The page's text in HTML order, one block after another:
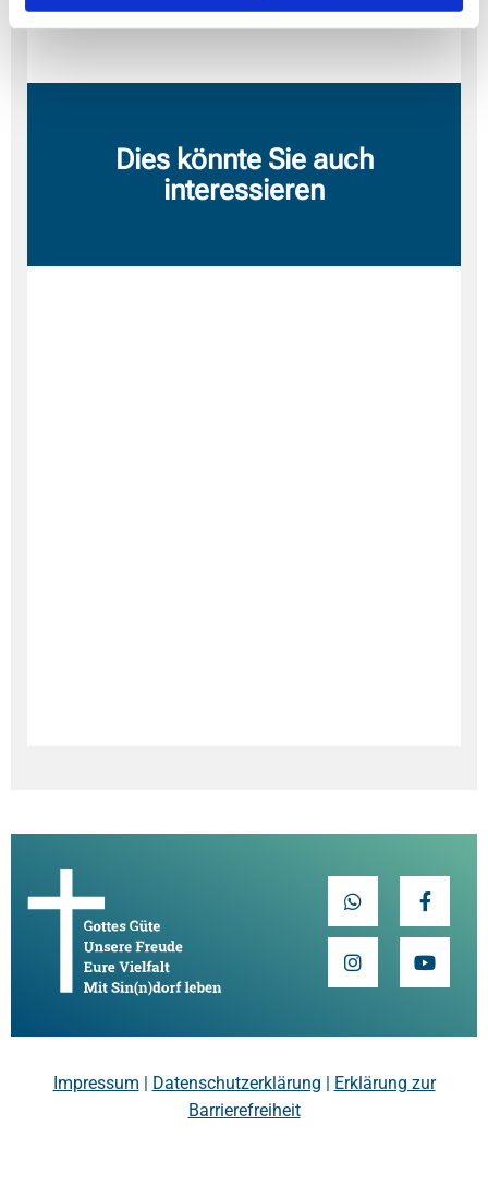
Dies könnte Sie auch
interessieren
Impressum Datenschutzerklärung
Erklärung zur
Barrierefreiheit